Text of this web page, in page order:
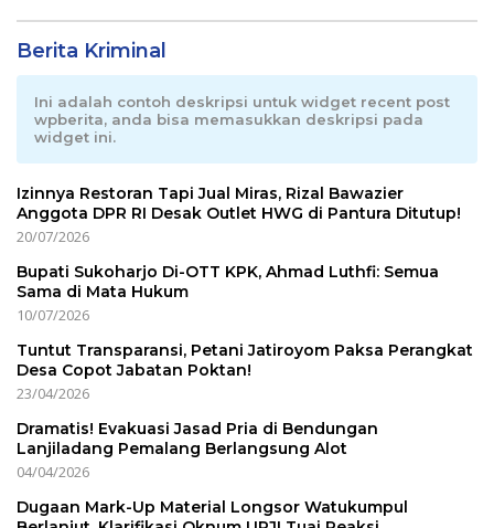
Berita Kriminal
Ini adalah contoh deskripsi untuk widget recent post
wpberita, anda bisa memasukkan deskripsi pada
widget ini.
Izinnya Restoran Tapi Jual Miras, Rizal Bawazier
Anggota DPR RI Desak Outlet HWG di Pantura Ditutup!
20/07/2026
Bupati Sukoharjo Di-OTT KPK, Ahmad Luthfi: Semua
Sama di Mata Hukum
10/07/2026
Tuntut Transparansi, Petani Jatiroyom Paksa Perangkat
Desa Copot Jabatan Poktan!
23/04/2026
Dramatis! Evakuasi Jasad Pria di Bendungan
Lanjiladang Pemalang Berlangsung Alot
04/04/2026
Dugaan Mark-Up Material Longsor Watukumpul